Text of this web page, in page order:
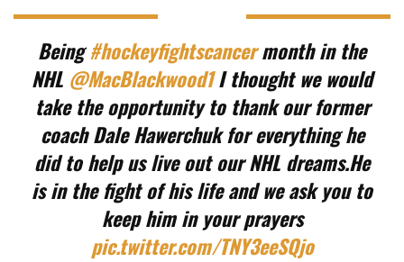
Being#hockeyfightscancermonth in the
NHL @MacBlackwood1I thought we would
take the opportunity to thank our former
coach Dale Hawerchuk for everything he
did to help us live out our NHL dreams.He
is in the fight of his life and we ask you to
keep him in your prayers
pic.twitter.com/TNY3eeSQjo